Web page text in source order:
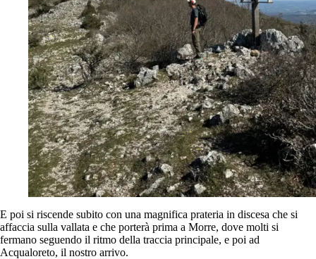
E poi si riscende subito con una magnifica prateria in discesa che si
affaccia sulla vallata e che porterà prima a Morre, dove molti si
fermano seguendo il ritmo della traccia principale, e poi ad
Acqualoreto, il nostro arrivo.